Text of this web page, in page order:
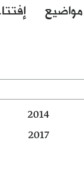
مواضيع
2014
2017